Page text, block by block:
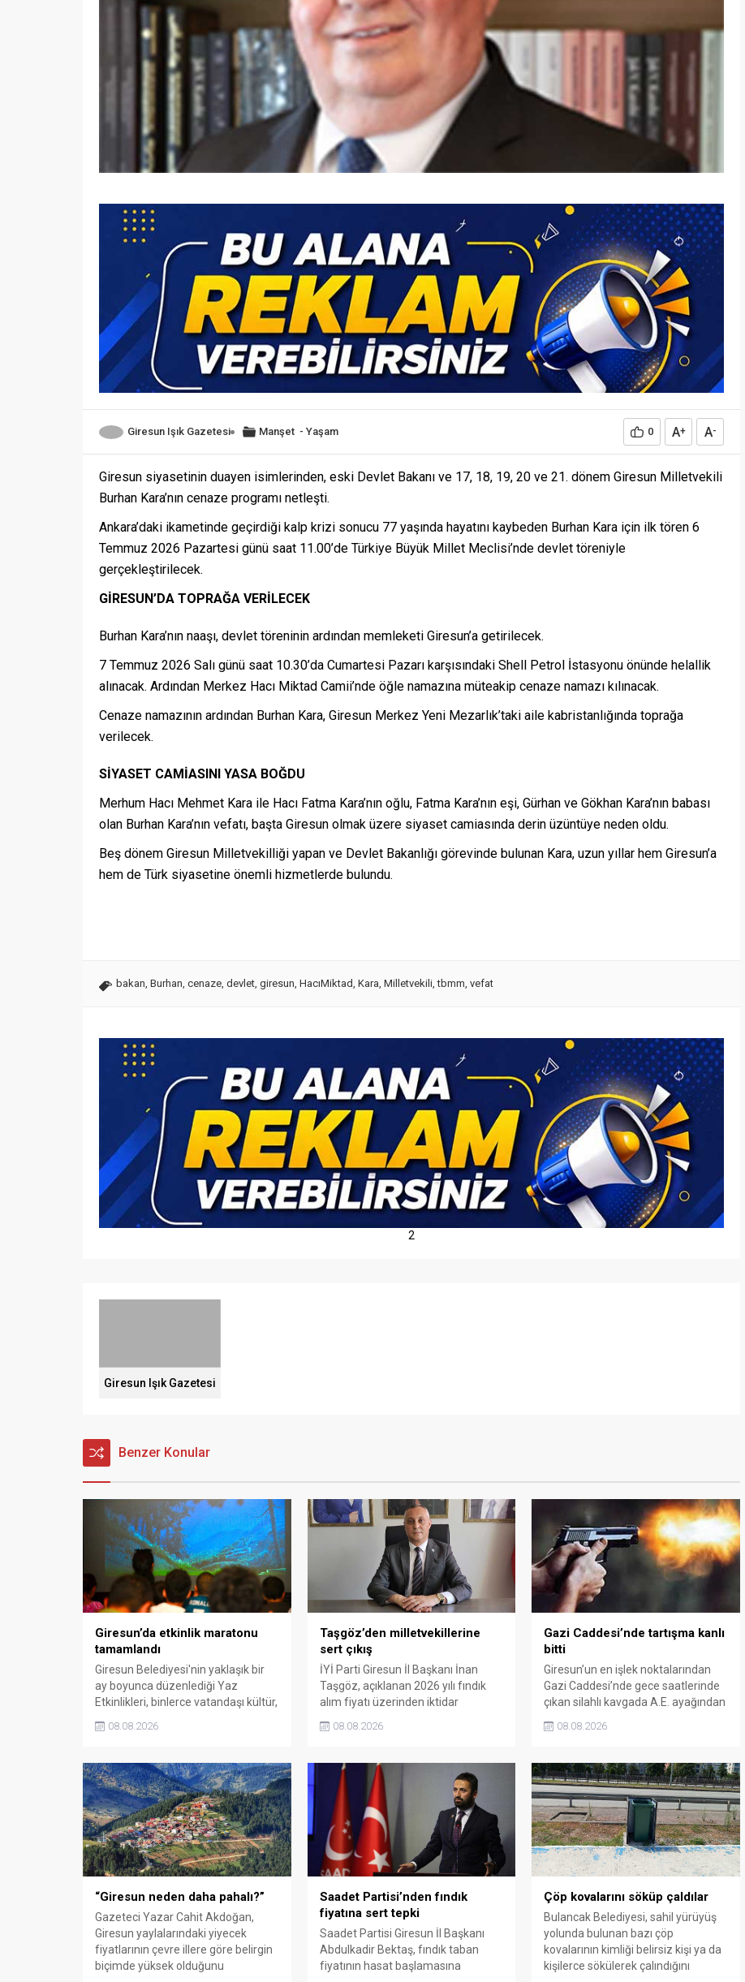
Giresun Işık Gazetesi Manşet - Yaşam 0 A+ A-
Giresun siyasetinin duayen isimlerinden, eski Devlet Bakanı ve 17, 18, 19, 20 ve 21. dönem Giresun Milletvekili
Burhan Kara’nın cenaze programı netleşti.
Ankara’daki ikametinde geçirdiği kalp krizi sonucu 77 yaşında hayatını kaybeden Burhan Kara için ilk tören 6
Temmuz 2026 Pazartesi günü saat 11.00’de Türkiye Büyük Millet Meclisi’nde devlet töreniyle
gerçekleştirilecek.
GİRESUN’DA TOPRAĞA VERİLECEK
Burhan Kara’nın naaşı, devlet töreninin ardından memleketi Giresun’a getirilecek.
7 Temmuz 2026 Salı günü saat 10.30’da Cumartesi Pazarı karşısındaki Shell Petrol İstasyonu önünde helallik
alınacak. Ardından Merkez Hacı Miktad Camii’nde öğle namazına müteakip cenaze namazı kılınacak.
Cenaze namazının ardından Burhan Kara, Giresun Merkez Yeni Mezarlık’taki aile kabristanlığında toprağa
verilecek.
SİYASET CAMİASINI YASA BOĞDU
Merhum Hacı Mehmet Kara ile Hacı Fatma Kara’nın oğlu, Fatma Kara’nın eşi, Gürhan ve Gökhan Kara’nın babası
olan Burhan Kara’nın vefatı, başta Giresun olmak üzere siyaset camiasında derin üzüntüye neden oldu.
Beş dönem Giresun Milletvekilliği yapan ve Devlet Bakanlığı görevinde bulunan Kara, uzun yıllar hem Giresun’a
hem de Türk siyasetine önemli hizmetlerde bulundu.
bakan, Burhan, cenaze, devlet, giresun, HacıMiktad, Kara, Milletvekili,tbmm, vefat
2
Giresun Işık Gazetesi
Benzer Konular
Giresun’da etkinlik maratonu
tamamlandı
Giresun Belediyesi'nin yaklaşık bir
ay boyunca düzenlediği Yaz
Etkinlikleri, binlerce vatandaşı kültür,
Yoğun ilgi gören organizasyonun
süresi de 16 Ağustos'a kadar
uzatıldı.
08.08.2026
Taşgöz’den milletvekillerine
sert çıkış
İYİ Parti Giresun İl Başkanı İnan
Taşgöz, açıklanan 2026 yılı fındık
alım fiyatı üzerinden iktidar
eleştirdi. Taşgöz, üreticinin
savunarak, Giresun milletvekillerini
sessiz kalmakla suçladı.
08.08.2026
Gazi Caddesi’nde tartışma kanlı
bitti
Giresun’un en işlek noktalarından
Gazi Caddesi’nde gece saatlerinde
çıkan silahlı kavgada A.E. ayağından
süreli panik yaşanırken polis geniş
08.08.2026
“Giresun neden daha pahalı?”
Gazeteci Yazar Cahit Akdoğan,
Giresun yaylalarındaki yiyecek
fiyatlarının çevre illere göre belirgin
biçimde yüksek olduğunu
Saadet Partisi’nden fındık
fiyatına sert tepki
Saadet Partisi Giresun İl Başkanı
Abdulkadir Bektaş, fındık taban
fiyatının hasat başlamasına
Çöp kovalarını söküp çaldılar
Bulancak Belediyesi, sahil yürüyüş
yolunda bulunan bazı çöp
kovalarının kimliği belirsiz kişi ya da
kişilerce sökülerek çalındığını